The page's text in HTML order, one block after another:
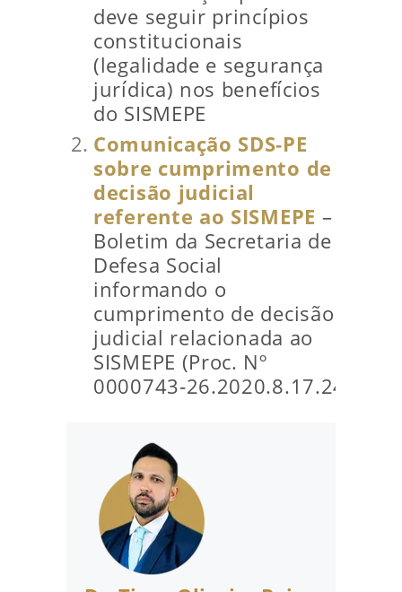
deve seguir princípios
constitucionais
(legalidade e segurança
jurídica) nos benefícios
do SISMEPE
Comunicação SDS‑PE
sobre cumprimento de
decisão judicial
referente ao SISMEPE –
Boletim da Secretaria de
Defesa Social
informando o
cumprimento de decisão
judicial relacionada ao
SISMEPE (Proc. Nº
0000743‑26.2020.8.17.2470)